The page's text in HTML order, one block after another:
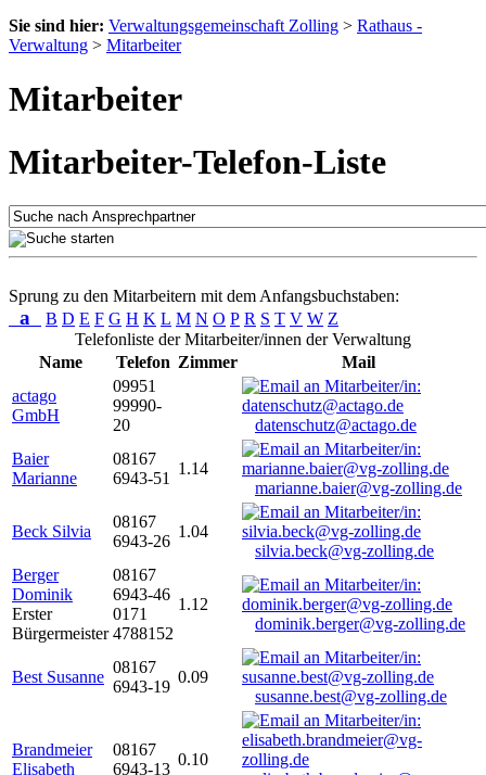
Sie sind hier: Verwaltungsgemeinschaft Zolling > Rathaus -
Verwaltung > Mitarbeiter
Mitarbeiter
Mitarbeiter-Telefon-Liste
Sprung zu den Mitarbeitern mit dem Anfangsbuchstaben:
a B D E F G H K L M N O P R S T V W Z
Telefonliste der Mitarbeiter/innen der Verwaltung
Name
Telefon Zimmer
Mail
actago
GmbH
09951
99990-
20
datenschutz@actago.de
Baier
Marianne
08167
6943-51
1.14
marianne.baier@vg-zolling.de
Beck Silvia
08167
6943-26
1.04
silvia.beck@vg-zolling.de
Berger
Dominik
Erster
Bürgermeister
08167
6943-46
0171
4788152
1.12
dominik.berger@vg-zolling.de
Best Susanne
08167
6943-19
0.09
susanne.best@vg-zolling.de
Brandmeier
Elisabeth
08167
6943-13
0.10